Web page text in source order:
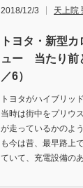
2018/12/3 天上院
トヨタ・新型
ュー 当たり前
／6）
トヨタがハイブリッ
当時は街中をプリウ
が走っているかのよ
も今は昔、最早路上
ていて、充電設備の